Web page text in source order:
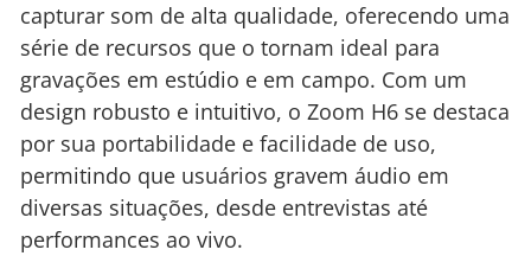
capturar som de alta qualidade, oferecendo uma
série de recursos que o tornam ideal para
gravações em estúdio e em campo. Com um
design robusto e intuitivo, o Zoom H6 se destaca
por sua portabilidade e facilidade de uso,
permitindo que usuários gravem áudio em
diversas situações, desde entrevistas até
performances ao vivo.